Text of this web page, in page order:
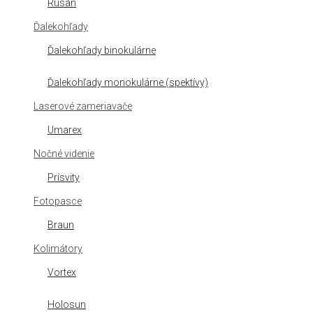
Rusan
Ďalekohľady
Ďalekohľady binokulárne
Ďalekohľady monokulárne (spektívy)
Laserové zameriavače
Umarex
Nočné videnie
Prísvity
Fotopasce
Braun
Kolimátory
Vortex
Holosun